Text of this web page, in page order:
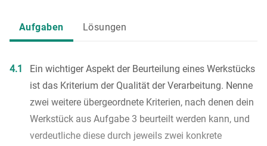
Aufgaben Lösungen
4.1
Ein wichtiger Aspekt der Beurteilung eines Werkstücks
ist das Kriterium der Qualität der Verarbeitung. Nenne
zwei weitere übergeordnete Kriterien, nach denen dein
Werkstück aus Aufgabe 3 beurteilt werden kann, und
verdeutliche diese durch jeweils zwei konkrete